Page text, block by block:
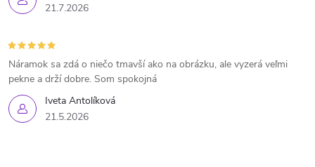
21.7.2026
Iveta Antolíková
21.5.2026
Náramok sa zdá o niečo tmavší ako na obrázku, ale vyzerá veľmi
pekne a drží dobre. Som spokojná